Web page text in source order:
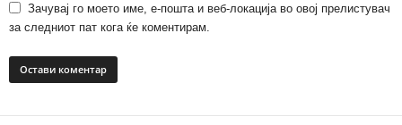
Зачувај го моето име, е-пошта и веб-локација во овој прелистувач
за следниот пат кога ќе коментирам.